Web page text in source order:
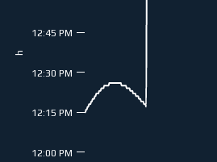
h
12:00 PM
12:15 PM
12:30 PM
12:45 PM